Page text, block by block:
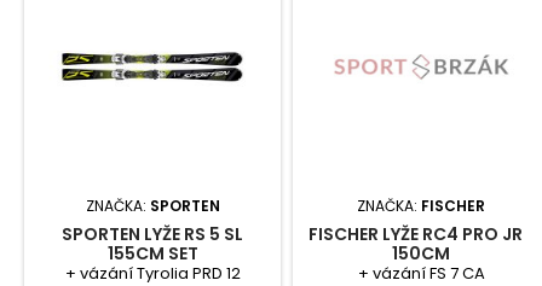
ZNAČKA: SPORTEN
SPORTEN LYŽE RS 5 SL
155CM SET
+ vázání Tyrolia PRD 12
ZNAČKA: FISCHER
FISCHER LYŽE RC4 PRO JRS
150CM
+ vázání FS 7 CA